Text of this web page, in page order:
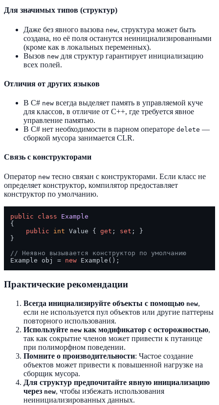
Для значимых типов (структур)
Даже без явного вызова new, структура может быть
создана, но её поля останутся неинициализированными
(кроме как в локальных переменных).
Вызов new для структур гарантирует инициализацию
всех полей.
Отличия от других языков
В C# new всегда выделяет память в управляемой куче
для классов, в отличие от C++, где требуется явное
управление памятью.
В C# нет необходимости в парном операторе delete —
сборкой мусора занимается CLR.
Связь с конструкторами
Оператор new тесно связан с конструкторами. Если класс не
определяет конструктор, компилятор предоставляет
конструктор по умолчанию.
public class
Example
{
public
int Value { get ; set ; }
}
// Неявно вызывается конструктор по умолчанию
Example obj = new
Практические рекомендации
Всегда инициализируйте объекты с помощью new,
если не используется пул объектов или другие паттерны
повторного использования.
Используйте new как модификатор с осторожностью,
так как сокрытие членов может привести к путанице
при полиморфном поведении.
Помните о производительности: Частое создание
объектов может привести к повышенной нагрузке на
сборщик мусора.
Для структур предпочитайте явную инициализацию
через new, чтобы избежать использования
неинициализированных данных.